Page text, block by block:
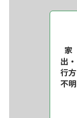
家
出・
行方
不明